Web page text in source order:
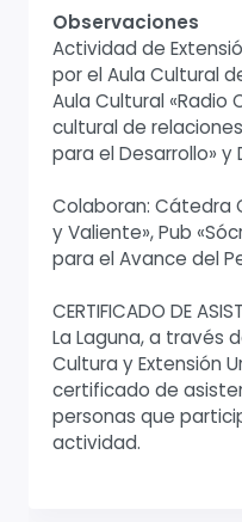
Observaciones
Actividad de
por el Aula Cultural
Aula Cultural «Radio
cultural de
para el Desarrollo» y
Colaboran: Cátedra
y Valiente», Pub
para el Avance del
CERTIFICADO DE
La Laguna, a través
Cultura y Extensión
certificado de
personas que
actividad.